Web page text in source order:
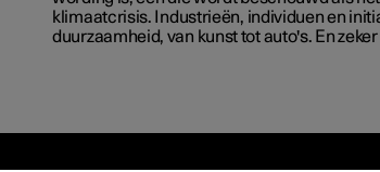
onze stockwagens
onze stockwagens
klimaatcrisis. Industrieën, individuen en
duurzaamheid, van kunst tot auto's. En